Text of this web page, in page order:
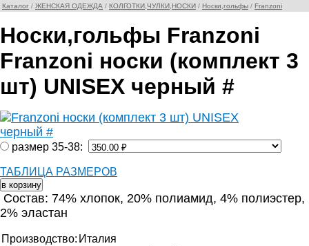
Каталог / ЖЕНСКАЯ ОДЕЖДА / КОЛГОТКИ,ЧУЛКИ,НОСКИ / Носки,гольфы / Franzoni
Носки,гольфы Franzoni
Franzoni носки (комплект 3
шт) UNISEX черный #
размер 35-38:
ТАБЛИЦА РАЗМЕРОВ
Состав: 74% хлопок, 20% полиамид, 4% полиэстер,
2% эластан
Производство: Италия